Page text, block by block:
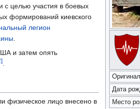
Дата
Место
с целью участия в боевых
формирований киевского
легион
.
и затем опять
.
физическое лицо внесено в